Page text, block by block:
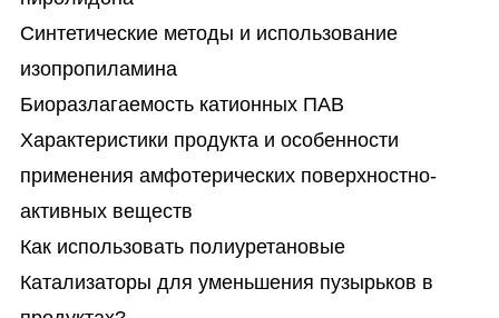
Синтетические методы и использование
изопропиламина
Биоразлагаемость катионных ПАВ
Характеристики продукта и особенности
применения амфотерических поверхностно-
активных веществ
Как использовать полиуретановые
Катализаторы для уменьшения пузырьков в